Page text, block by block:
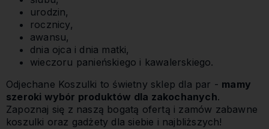
urodzin,
rocznicy,
awansu,
dnia ojca i dnia matki,
wieczoru panieńskiego i kawalerskiego.
Odjechane Koszulki to świetny sklep dla par - mamy
szeroki wybór produktów dla zakochanych.
Zapoznaj się z naszą bogatą ofertą i zamów zabawne
koszulki oraz gadżety dla siebie i najbliższych!